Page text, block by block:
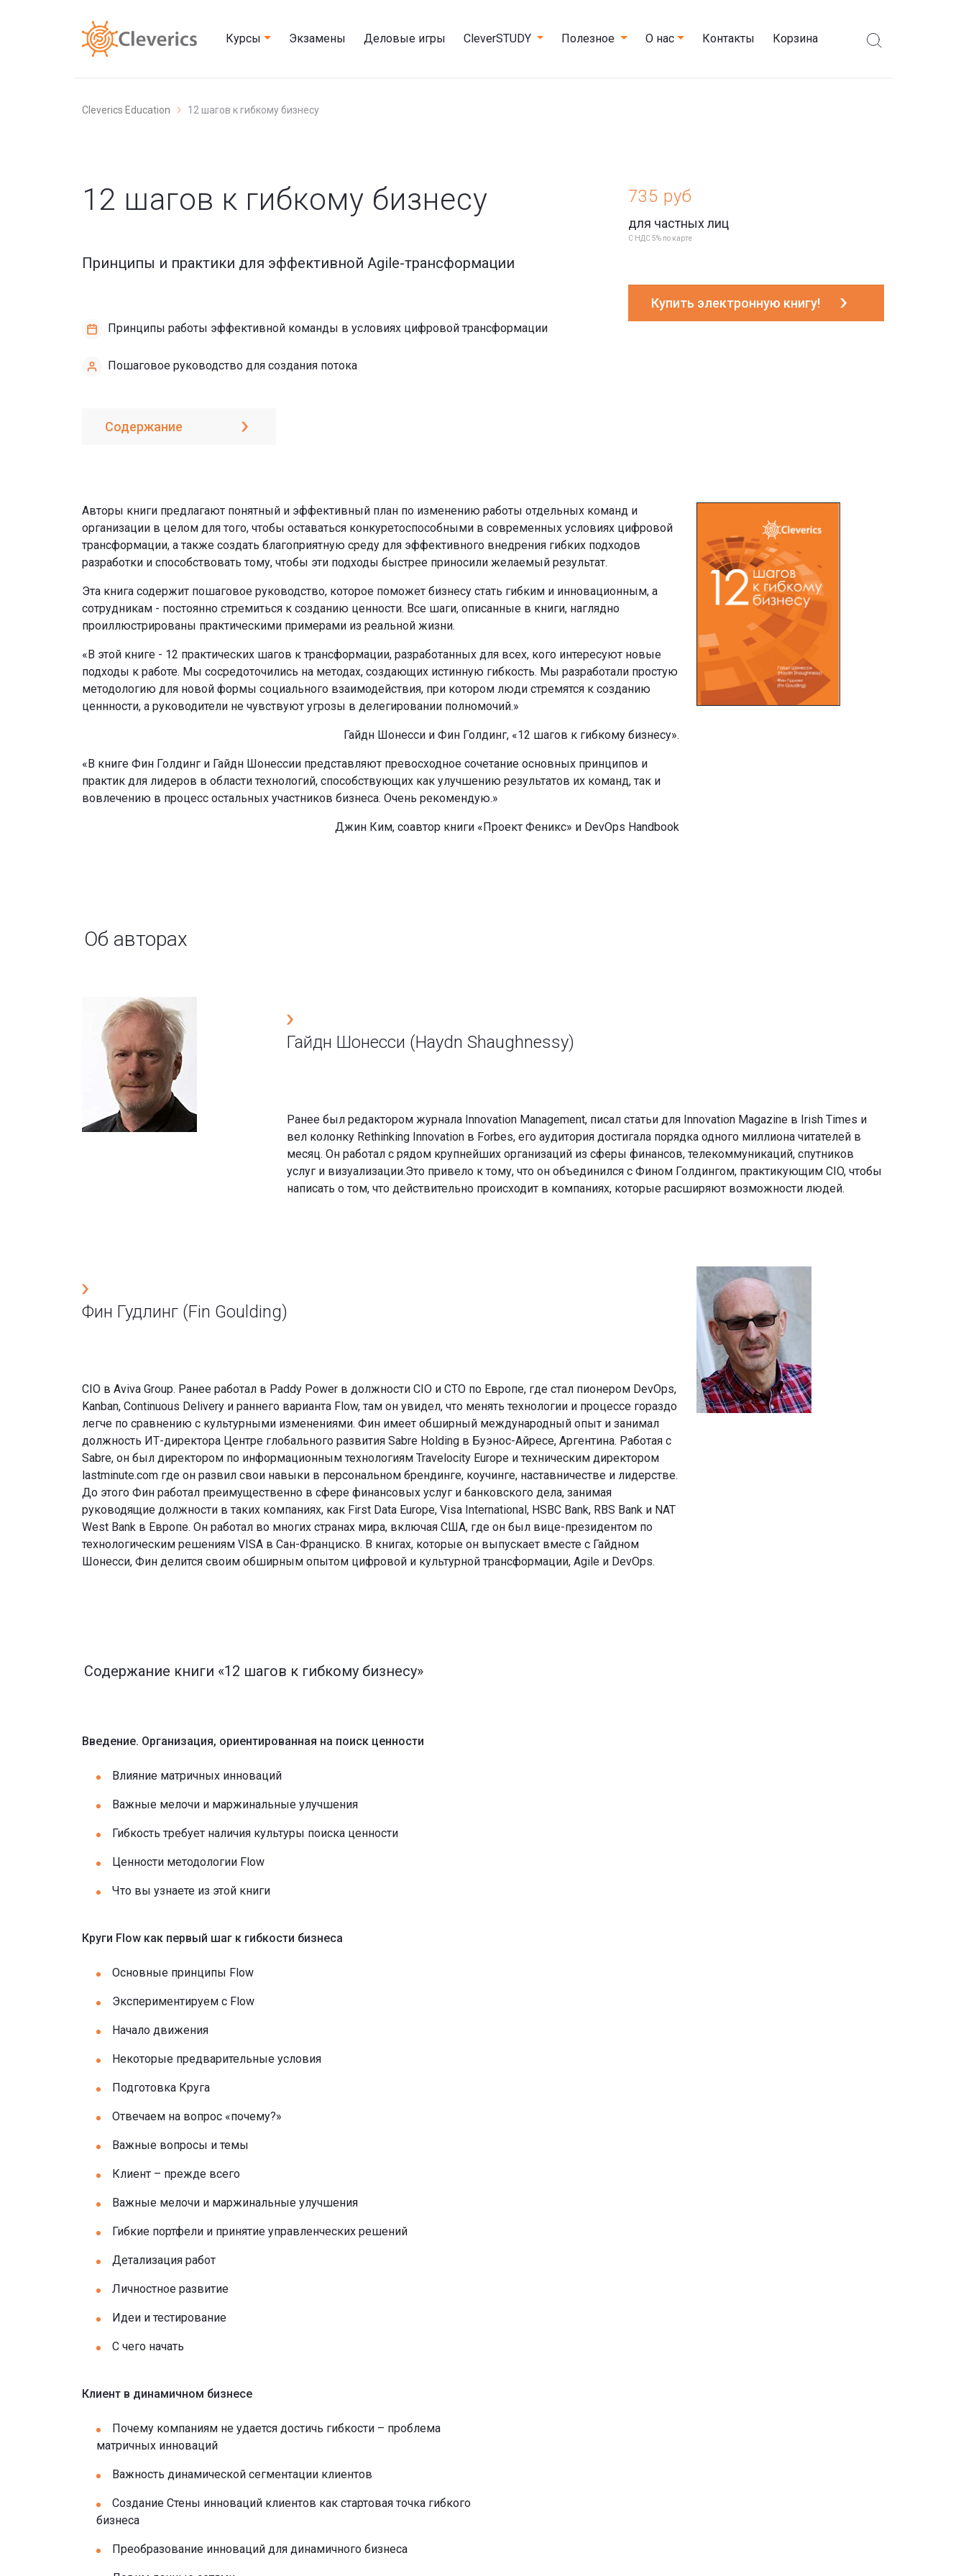
Курсы Экзамены Деловые игры CleverSTUDY Полезное О нас Контакты Корзина
Cleverics Education 12 шагов к гибкому бизнесу
12 шагов к гибкому бизнесу
Принципы и практики для эффективной Agile-трансформации
Принципы работы эффективной команды в условиях цифровой трансформации
Пошаговое руководство для создания потока
Содержание
735 руб
для частных лиц
С НДС 5% по карте
Авторы книги предлагают понятный и эффективный план по изменению работы отдельных команд и
организации в целом для того, чтобы оставаться конкуретоспособными в современных условиях цифровой
трансформации, а также создать благоприятную среду для эффективного внедрения гибких подходов
разработки и способствовать тому, чтобы эти подходы быстрее приносили желаемый результат.
Эта книга содержит пошаговое руководство, которое поможет бизнесу стать гибким и инновационным, а
сотрудникам - постоянно стремиться к созданию ценности. Все шаги, описанные в книги, наглядно
проиллюстрированы практическими примерами из реальной жизни.
«В этой книге - 12 практических шагов к трансформации, разработанных для всех, кого интересуют новые
подходы к работе. Мы сосредоточились на методах, создающих истинную гибкость. Мы разработали простую
методологию для новой формы социального взаимодействия, при котором люди стремятся к созданию
ценнности, а руководители не чувствуют угрозы в делегировании полномочий.»
Гайдн Шонесси и Фин Голдинг, «12 шагов к гибкому бизнесу».
«В книге Фин Голдинг и Гайдн Шонессии представляют превосходное сочетание основных принципов и
практик для лидеров в области технологий, способствующих как улучшению результатов их команд, так и
вовлечению в процесс остальных участников бизнеса. Очень рекомендую.»
Джин Ким, соавтор книги «Проект Феникс» и DevOps Handbook
Об авторах
Гайдн Шонесси (Haydn Shaughnessy)
Ранее был редактором журнала Innovation Management, писал статьи для Innovation Magazine в Irish Times и
вел колонку Rethinking Innovation в Forbes, его аудитория достигала порядка одного миллиона читателей в
месяц. Он работал с рядом крупнейших организаций из сферы финансов, телекоммуникаций, спутников
услуг и визуализации.Это привело к тому, что он объединился с Фином Голдингом, практикующим CIO, чтобы
написать о том, что действительно происходит в компаниях, которые расширяют возможности людей.
Фин Гудлинг (Fin Goulding)
CIO в Aviva Group. Ранее работал в Paddy Power в должности CIO и CTO по Европе, где стал пионером DevOps,
Kanban, Continuous Delivery и раннего варианта Flow, там он увидел, что менять технологии и процессе гораздо
легче по сравнению с культурными изменениями. Фин имеет обширный международный опыт и занимал
должность ИТ-директора Центре глобального развития Sabre Holding в Буэнос-Айресе, Аргентина. Работая с
Sabre, он был директором по информационным технологиям Travelocity Europe и техническим директором
lastminute.com где он развил свои навыки в персональном брендинге, коучинге, наставничестве и лидерстве.
До этого Фин работал преимущественно в сфере финансовых услуг и банковского дела, занимая
руководящие должности в таких компаниях, как First Data Europe, Visa International, HSBC Bank, RBS Bank и NAT
West Bank в Европе. Он работал во многих странах мира, включая США, где он был вице-президентом по
технологическим решениям VISA в Сан-Франциско. В книгах, которые он выпускает вместе с Гайдном
Шонесси, Фин делится своим обширным опытом цифровой и культурной трансформации, Agile и DevOps.
Содержание книги «12 шагов к гибкому бизнесу»
Введение. Организация, ориентированная на поиск ценности
Влияние матричных инноваций
Важные мелочи и маржинальные улучшения
Гибкость требует наличия культуры поиска ценности
Ценности методологии Flow
Что вы узнаете из этой книги
Круги Flow как первый шаг к гибкости бизнеса
Основные принципы Flow
Экспериментируем с Flow
Начало движения
Некоторые предварительные условия
Подготовка Круга
Отвечаем на вопрос «почему?»
Важные вопросы и темы
Клиент – прежде всего
Важные мелочи и маржинальные улучшения
Гибкие портфели и принятие управленческих решений
Детализация работ
Личностное развитие
Идеи и тестирование
С чего начать
Клиент в динамичном бизнесе
Почему компаниям не удается достичь гибкости – проблема
матричных инноваций
Важность динамической сегментации клиентов
Создание Стены инноваций клиентов как стартовая точка гибкого
бизнеса
Преобразование инноваций для динамичного бизнеса